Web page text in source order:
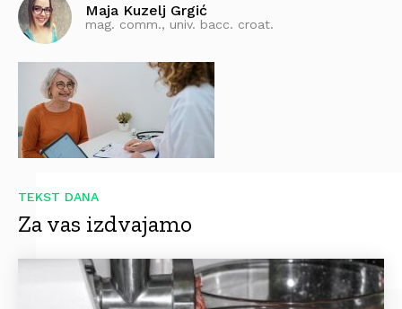
Maja Kuzelj Grgić
mag. comm., univ. bacc. croat.
TEKST DANA
Za vas izdvajamo